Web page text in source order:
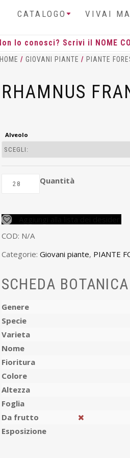
CATALOGO VIVAI
HOME / GIOVANI PIANTE / PIANTE
RHAMNUS
Alveolo
Quantità
COD: N/A
Categorie: Giovani piante, PIANTE
SCHEDA BOTANICA
Genere
Specie
Varieta
Nome
Fioritura
Colore
Altezza
Foglia
Da frutto
Esposizione